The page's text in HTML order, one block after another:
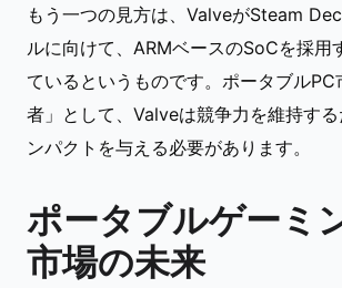
もう一つの見方は、ValveがSteam
ルに向けて、ARMベースのSoCを採用
ているというものです。ポータブルPC
者」として、Valveは競争力を維持す
ンパクトを与える必要があります。
ポータブルゲーミ
市場の未来